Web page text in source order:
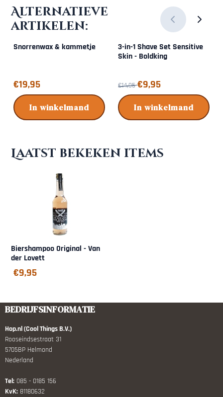
Alternatieve
artikelen:
Snorrenwax & kammetje
Prijs: 19,95
€19,95
In winkelmand
3-in-1 Shave Set Sensitive
Skin - Boldking
Van 14,95 voor 9,95
€14,95€9,95
In winkelmand
Laatst bekeken items
Biershampoo Original - Van
der Lovett
€9,95
BEDRIJFSINFORMATIE
Hop.nl (Cool Things B.V.)
Rooseindsestraat 31
5705BP Helmond
Nederland
Tel: 085 - 0185 156
KvK: 81180632